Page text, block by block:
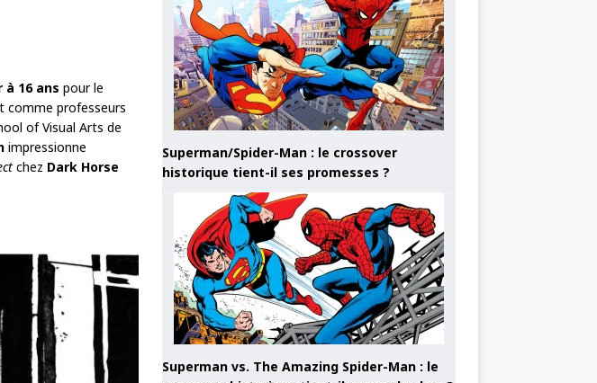
16 ans pour le
comme professeurs
of Visual Arts de
impressionne
chez Dark Horse
Superman/Spider-Man : le crossover
historique tient-il ses promesses ?
Superman vs. The Amazing Spider-Man : le